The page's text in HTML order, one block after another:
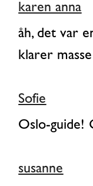
karen anna
åh, det var en fin liste. håper og tror at du
klarer
Sofie
Oslo-
susanne